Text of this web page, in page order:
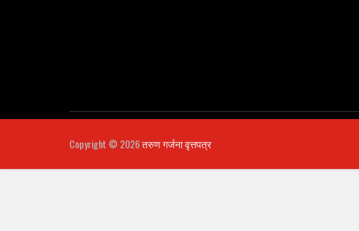
Copyright © 2026तरुण गर्जना वृत्तपत्र